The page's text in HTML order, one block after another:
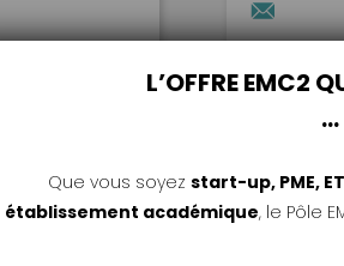
L’OFFRE EMC2
…
Que vous soyez start-up, PME,
établissement académique, le Pôle